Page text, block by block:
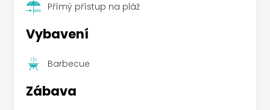
Přímý přístup na pláž
Vybavení
Barbecue
Zábava